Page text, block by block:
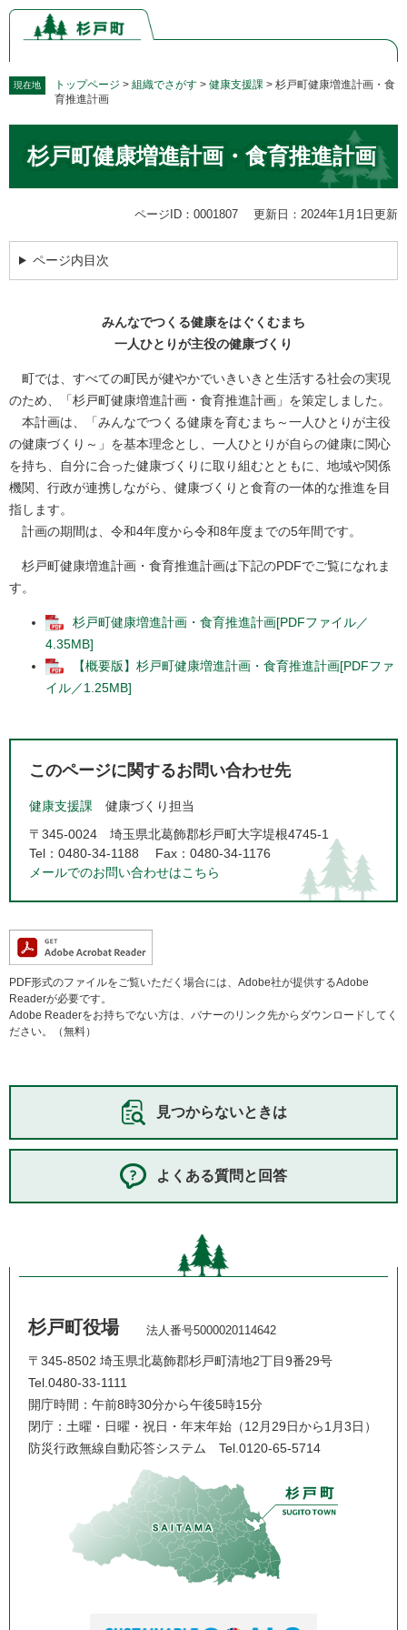
ペ
の
で
メ
ー
ば
現在地 トップページ > 組織でさがす > 健康支援課 > 杉戸町健康増進計画・食
育推進計画
杉戸町健康増進計画・食育推進計画
ページID：0001807 更新日：2024年1月1日更新
ページ内目次
みんなでつくる健康をはぐくむまち
一人ひとりが主役の健康づくり
町では、すべての町民が健やかでいきいきと生活する社会の実現
のため、「杉戸町健康増進計画・食育推進計画」を策定しました。
本計画は、「みんなでつくる健康を育むまち～一人ひとりが主役
の健康づくり～」を基本理念とし、一人ひとりが自らの健康に関心
を持ち、自分に合った健康づくりに取り組むとともに、地域や関係
機関、行政が連携しながら、健康づくりと食育の一体的な推進を目
指します。
計画の期間は、令和4年度から令和8年度までの5年間です。
杉戸町健康増進計画・食育推進計画は下記のPDFでご覧になれま
す。
杉戸町健康増進計画・食育推進計画[PDFファイル／
4.35MB]
【概要版】杉戸町健康増進計画・食育推進計画[PDFファ
イル／1.25MB]
このページに関するお問い合わせ先
健康支援課
健康づくり担当
〒345-0024
埼玉県北葛飾郡杉戸町大字堤根4745-1
Tel：0480-34-1188
Fax：0480-34-1176
メールでのお問い合わせはこちら
PDF形式のファイルをご覧いただく場合には、Adobe社が提供するAdobe
Readerが必要です。
Adobe Readerをお持ちでない方は、バナーのリンク先からダウンロードしてく
ださい。（無料）
見つからないときは
よくある質問と回答
杉戸町役場 法人番号5000020114642
〒345-8502 埼玉県北葛飾郡杉戸町清地2丁目9番29号
Tel.0480-33-1111
開庁時間：午前8時30分から午後5時15分
閉庁：土曜・日曜・祝日・年末年始（12月29日から1月3日）
防災行政無線自動応答システム Tel.0120-65-5714